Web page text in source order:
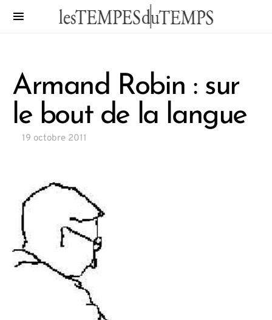
Armand Robin : sur
le bout de la langue
19 octobre 2011